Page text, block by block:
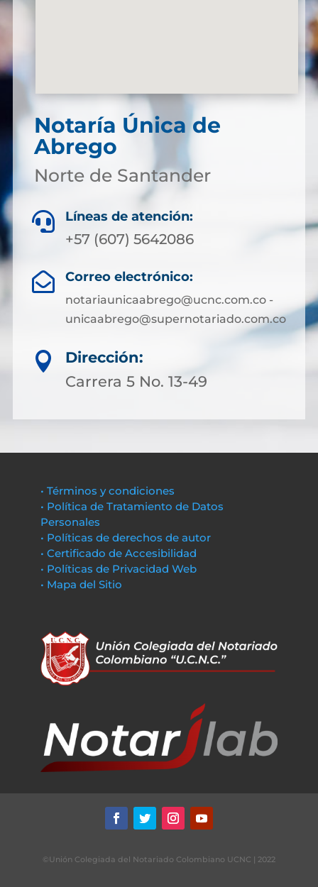
Notaría Única de
Abrego
Norte de Santander
 Líneas de atención:
+57 (607) 5642086
 Correo electrónico:
notariaunicaabrego@ucnc.com.co -
unicaabrego@supernotariado.com.co

Dirección:
Carrera 5 No. 13-49
• Términos y condiciones
• Política de Tratamiento de Datos
Personales
• Políticas de derechos de autor
• Certificado de Accesibilidad
• Políticas de Privacidad Web
• Mapa del Sitio
©Unión Colegiada del Notariado Colombiano UCNC | 2022